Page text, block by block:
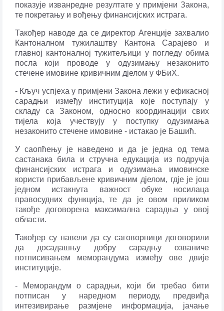
показује изванредне резултате у примјени Закона,
те покретању и вођењу финансијских истрага.
Такођер наводе да се директор Агенције захвалио
Кантоналном тужилаштву Кантона Сарајево и
главној кантоналној тужитељици у погледу обима
посла који проводе у одузимању незаконито
стечене имовине кривичним д‌јелом у ФБиХ.
- Кључ успјеха у примјени Закона лежи у ефикасној
сарадњи између институција које поступају у
складу са Законом, односно координацији свих
тијела која учествују у поступку одузимања
незаконито стечене имовине - истакао је Башић.
У саопћењу је наведено и да је једна од тема
састанака била и стручна едукација из подручја
финансијских истрага и одузимања имовинске
користи прибављене кривичним д‌јелом, гд‌је је још
једном истакнута важност обуке носилаца
правосудних функција, те да је овом приликом
такође договорена максимална сарадња у овој
области.
Такођер су навели да су саговорници договорили
да досадашњу добру сарадњу озваниче
потписивањем меморандума између ове двије
институције.
- Меморандум о сарадњи, који би требао бити
потписан у наредном периоду, предвиђа
интезивирање размјене информација, јачање